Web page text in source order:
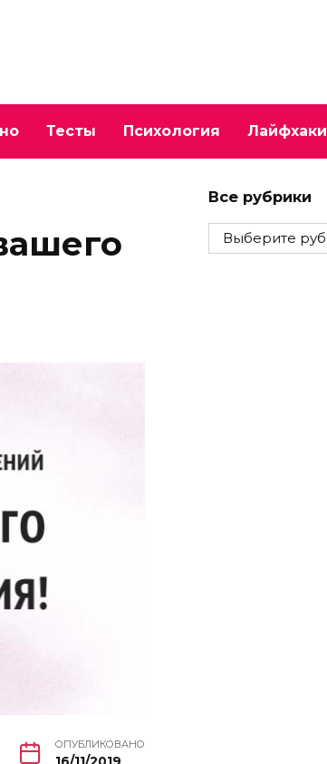
Тесты Психология Лайфхаки
ОПУБЛИКОВАНО
Все рубрики
Все
рубрики